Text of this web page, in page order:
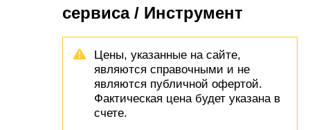
сервиса / Инструмент
Цены, указанные на сайте,
являются справочными и не
являются публичной офертой.
Фактическая цена будет указана в
счете.